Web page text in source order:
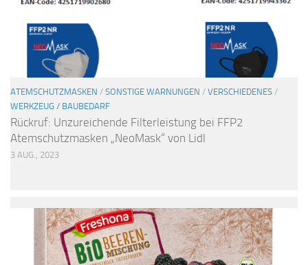
ATEMSCHUTZMASKEN / SONSTIGE WARNUNGEN / VERSCHIEDENES /
WERKZEUG / BAUBEDARF
Rückruf: Unzureichende Filterleistung bei FFP2
Atemschutzmasken „NeoMask“ von Lidl
3 AUG., 2023